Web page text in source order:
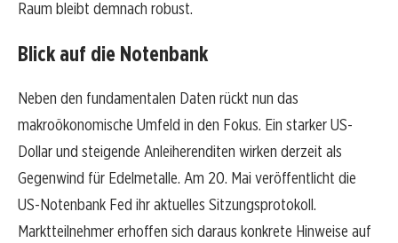
Raum bleibt demnach robust.
Blick auf die Notenbank
Neben den fundamentalen Daten rückt nun das
makroökonomische Umfeld in den Fokus. Ein starker US-
Dollar und steigende Anleiherenditen wirken derzeit als
Gegenwind für Edelmetalle. Am 20. Mai veröffentlicht die
US-Notenbank Fed ihr aktuelles Sitzungsprotokoll.
Marktteilnehmer erhoffen sich daraus konkrete Hinweise auf